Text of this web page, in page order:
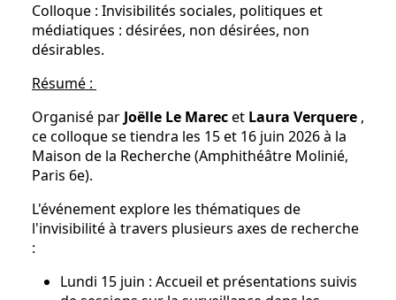
Colloque : Invisibilités sociales, politiques et
médiatiques : désirées, non désirées, non
désirables.
Résumé :
Organisé par Joëlle Le Marecet Laura Verquere ,
ce colloque se tiendra les 15 et 16 juin 2026 à la
Maison de la Recherche (Amphithéâtre Molinié,
Paris 6e).
L'événement explore les thématiques de
l'invisibilité à travers plusieurs axes de recherche
:
Lundi 15 juin : Accueil et présentations suivis